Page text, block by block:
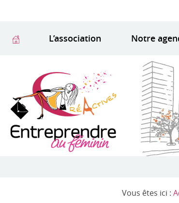
L’association Notre
Vous êtes ici :